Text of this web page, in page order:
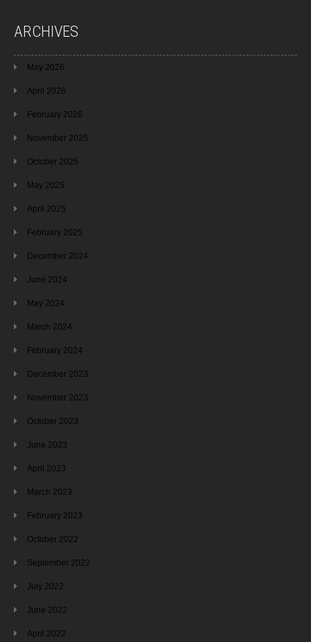
ARCHIVES
May 2026
April 2026
February 2026
November 2025
October 2025
May 2025
April 2025
February 2025
December 2024
June 2024
May 2024
March 2024
February 2024
December 2023
November 2023
October 2023
June 2023
April 2023
March 2023
February 2023
October 2022
September 2022
July 2022
June 2022
April 2022